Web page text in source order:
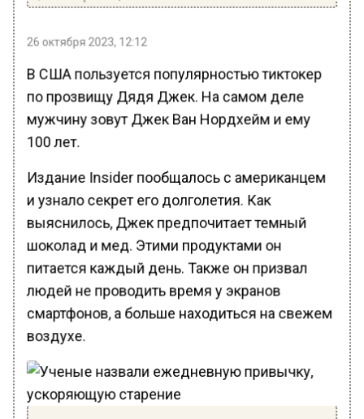
26 октября 2023, 12:12
В США пользуется популярностью тиктокер
по прозвищу Дядя Джек. На самом деле
мужчину зовут Джек Ван Нордхейм и ему
100 лет.
Издание Insider пообщалось с американцем
и узнало секрет его долголетия. Как
выяснилось, Джек предпочитает темный
шоколад и мед. Этими продуктами он
питается каждый день. Также он призвал
людей не проводить время у экранов
смартфонов, а больше находиться на свежем
воздухе.